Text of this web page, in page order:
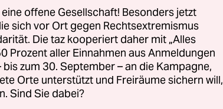
noch, wie wir
Allerdings
sondern in einer
offene Gesellschaft! Besonders jetzt
sich vor Ort gegen Rechtsextremismus
Die taz kooperiert daher mit „Alles
Prozent aller Einnahmen aus Anmeldungen
bis zum 30. September – an die Kampagne,
Orte unterstützt und Freiräume sichern will,
Sind Sie dabei?